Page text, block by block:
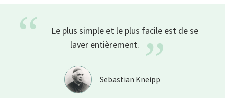
“
Le plus simple et le plus facile est de se
laver entièrement. ”
Sebastian Kneipp